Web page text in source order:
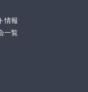
情報
一覧